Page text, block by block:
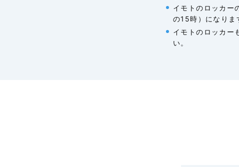
イモトのロッカー
の15時）になりま
イモトのロッカー
い。